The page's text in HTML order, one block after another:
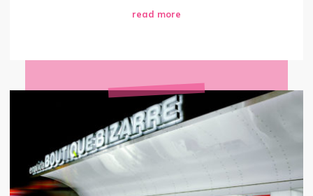
read more
Nicht
nur
ein
Boutique